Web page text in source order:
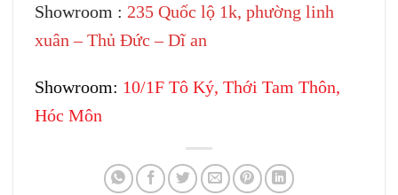
Showroom : 235 Quốc lộ 1k, phường linh
xuân – Thủ Đức – Dĩ an
Showroom: 10/1F Tô Ký, Thới Tam Thôn,
Hóc Môn